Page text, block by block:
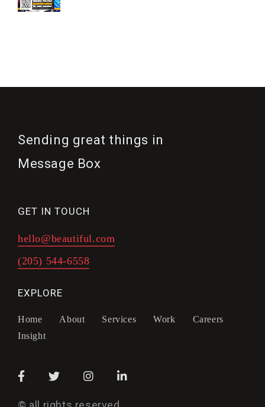
Sending great things in
Message Box
GET IN TOUCH
hello@beautiful.com
(205) 544-6558
EXPLORE
Home About Services Work
Careers
Insight